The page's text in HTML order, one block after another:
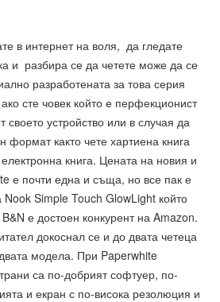
в интернет на воля, да гледате
и разбира се да четете може да се
разработената за това серия
сте човек който е перфекционист
своето устройство или в случая да
формат както чете хартиена книга
книга. Цената на новия и
е почти една и съща, но все пак е
Nook Simple Touch GlowLight който
е достоен конкурент на Amazon.
докоснал се и до двата четеца
модела. При Paperwhite
са по-добрият софтуер, по-
и екран с по-висока резолюция и